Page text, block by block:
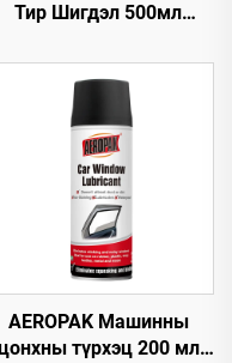
Тир Шигдэл 500мл
Арчих эсвэл
Хүнд Хөдөлмөр
шаардахгүй
AEROPAK Машинны
түрхэц 200 мл